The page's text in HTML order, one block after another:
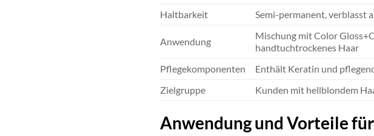
Haltbarkeit
Semi-permanent, verblasst
Anwendung
Mischung mit Color
handtuchtrockenes Haar
Pflegekomponenten
Enthält Keratin und
Zielgruppe
Kunden mit hellblondem
Anwendung und Vorteile